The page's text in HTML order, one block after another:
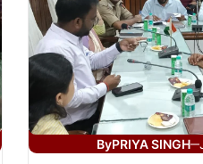
ByPRIYA SINGH—